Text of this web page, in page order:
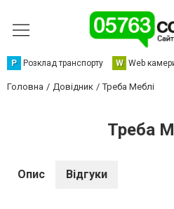
Р Розклад транспорту W Web
Головна Довідник Треба Меблі
Треба
Опис Відгуки